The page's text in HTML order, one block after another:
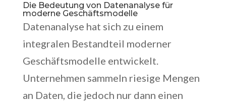
Die Bedeutung von Datenanalyse für
moderne Geschäftsmodelle
Datenanalyse hat sich zu einem
integralen Bestandteil moderner
Geschäftsmodelle entwickelt.
Unternehmen sammeln riesige Mengen
an Daten, die jedoch nur dann einen